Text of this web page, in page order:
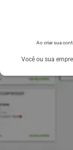
Ao criar sua
Você ou sua